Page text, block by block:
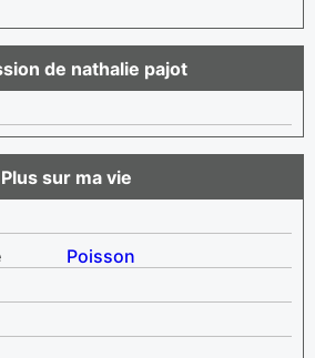
de nathalie pajot
Plus sur ma vie
Poisson